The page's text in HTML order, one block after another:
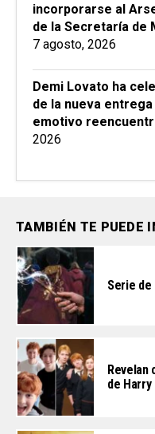
incorporarse al
de la Secretaría de
7 agosto, 2026
Demi Lovato ha
de la nueva
emotivo
2026
TAMBIÉN TE PUEDE
Serie
Revelan
de